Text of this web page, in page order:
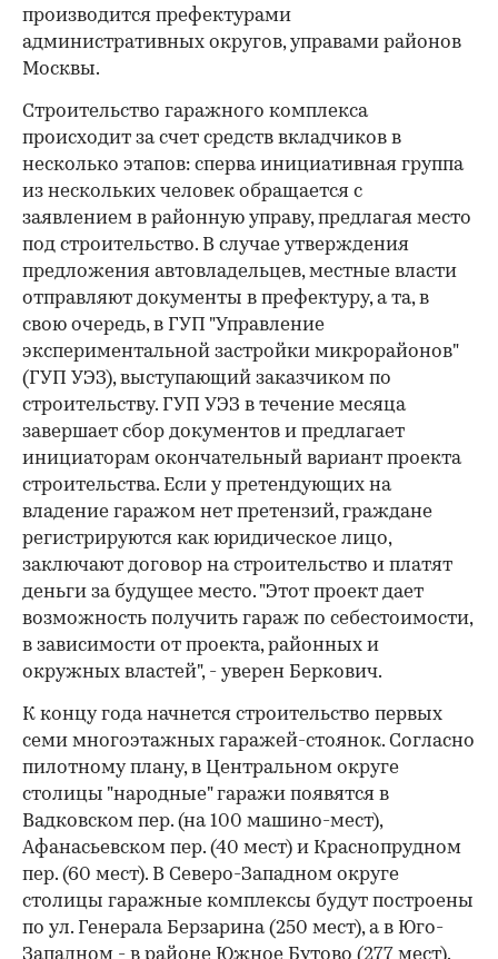
производится префектурами
административных округов, управами районов
Москвы.
Строительство гаражного комплекса
происходит за счет средств вкладчиков в
несколько этапов: сперва инициативная группа
из нескольких человек обращается с
заявлением в районную управу, предлагая место
под строительство. В случае утверждения
предложения автовладельцев, местные власти
отправляют документы в префектуру, а та, в
свою очередь, в ГУП "Управление
экспериментальной застройки микрорайонов"
(ГУП УЭЗ), выступающий заказчиком по
строительству. ГУП УЭЗ в течение месяца
завершает сбор документов и предлагает
инициаторам окончательный вариант проекта
строительства. Если у претендующих на
владение гаражом нет претензий, граждане
регистрируются как юридическое лицо,
заключают договор на строительство и платят
деньги за будущее место. "Этот проект дает
возможность получить гараж по себестоимости,
в зависимости от проекта, районных и
окружных властей", - уверен Беркович.
К концу года начнется строительство первых
семи многоэтажных гаражей-стоянок. Согласно
пилотному плану, в Центральном округе
столицы "народные" гаражи появятся в
Вадковском пер. (на 100 машино-мест),
Афанасьевском пер. (40 мест) и Краснопрудном
пер. (60 мест). В Северо-Западном округе
столицы гаражные комплексы будут построены
по ул. Генерала Берзарина (250 мест), а в Юго-
Западном - в районе Южное Бутово (277 мест).